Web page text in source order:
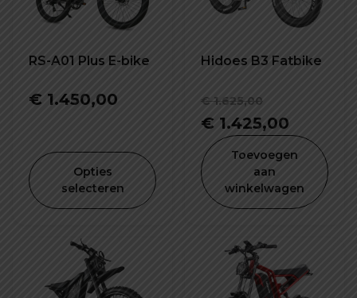
RS-A01 Plus E-bike
€ 1.450,00
Opties
selecteren
Hidoes B3 Fatbike
€1.625,00
prijs
€
€ 1.425,00
prijs
€
Toevoegen
aan
winkelwagen